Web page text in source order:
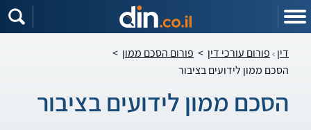
דין פורום עורכי דין > פורום הסכם ממון >
הסכם ממון לידועים בציבור
הסכם ממון לידועים בציבור